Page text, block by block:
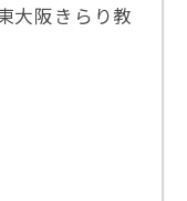
大阪きらり教